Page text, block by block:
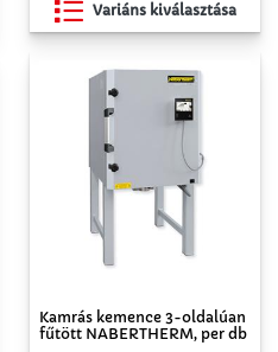
Variáns kiválasztása
Kamrás kemence 3-oldalúan
fűtött NABERTHERM, per db